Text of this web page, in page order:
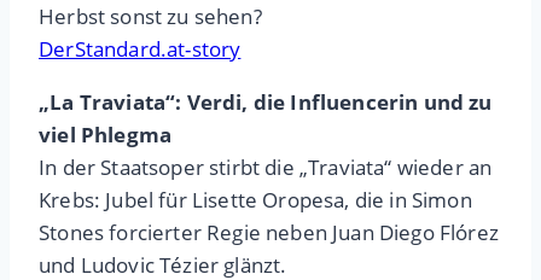
Herbst sonst zu sehen?
DerStandard.at-story
„La Traviata“: Verdi, die Influencerin und zu
viel Phlegma
In der Staatsoper stirbt die „Traviata“ wieder an
Krebs: Jubel für Lisette Oropesa, die in Simon
Stones forcierter Regie neben Juan Diego Flórez
und Ludovic Tézier glänzt.